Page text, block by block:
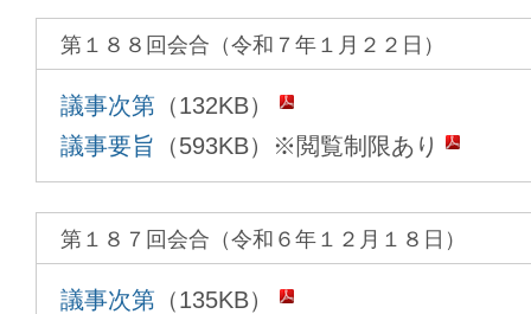
第１８８回会合（令和７年１月２２日）
議事次第 （132KB）
議事要旨 （593KB）※閲覧制限あり
第１８７回会合（令和６年１２月１８日）
議事次第 （135KB）